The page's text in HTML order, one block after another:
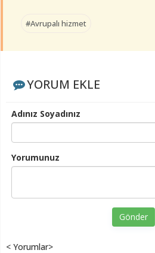
#Avrupalı hizmet
YORUM EKLE
Adınız Soyadınız
Yorumunuz
Gönder
< Yorumlar>